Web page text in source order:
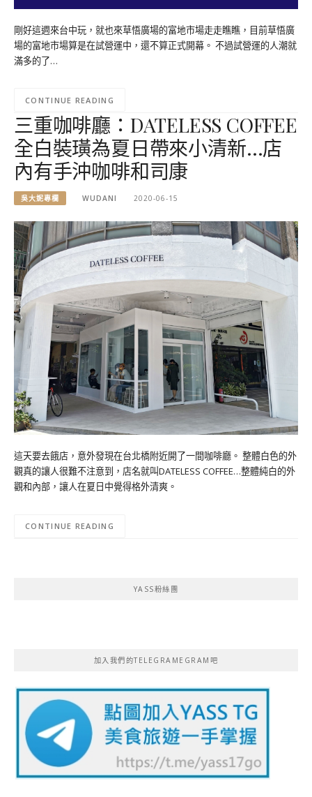
剛好這週來台中玩，就也來草悟廣場的富地市場走走瞧瞧，目前草悟廣
場的富地市場算是在試營運中，還不算正式開幕。 不過試營運的人潮就
滿多的了…
CONTINUE READING
三重咖啡廳：DATELESS COFFEE
全白裝璜為夏日帶來小清新…店
內有手沖咖啡和司康
吳大妮專欄 WUDANI 2020-06-15
這天要去餓店，意外發現在台北橋附近開了一間咖啡廳。 整體白色的外
觀真的讓人很難不注意到，店名就叫DATELESS COFFEE…整體純白的外
觀和內部，讓人在夏日中覺得格外清爽。
CONTINUE READING
YASS粉絲團
加入我們的TELEGRAMEGRAM吧